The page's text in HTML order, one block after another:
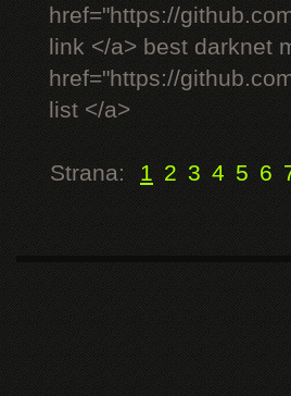
href="https://
link </a> best darknet
href="https://
list </a>
Strana: 1 2 3 4 5 6